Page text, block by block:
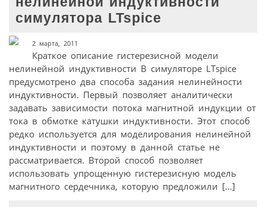
симулятора LTspice
2 марта, 2011
Краткое описание гистерезисной модели
нелинейной индуктивности В симуляторе LTspice
предусмотрено два способа задания нелинейности
индуктивности. Первый позволяет аналитически
задавать зависимости потока магнитной индукции от
тока в обмотке катушки индуктивности. Этот способ
редко используется для моделирования нелинейной
индуктивности и поэтому в данной статье не
рассматривается. Второй способ позволяет
использовать упрощенную гистерезисную модель
магнитного сердечника, которую предложили […]